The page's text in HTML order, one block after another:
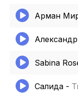
Арман
Sabina
Салида -